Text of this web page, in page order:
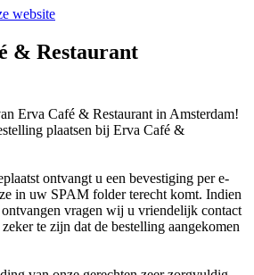
website
& Restaurant
Erva Café & Restaurant in Amsterdam!
plaatsen bij Erva Café &
ontvangt u een bevestiging per e-
in uw SPAM folder terecht komt. Indien
vragen wij u vriendelijk contact
te zijn dat de bestelling aangekomen